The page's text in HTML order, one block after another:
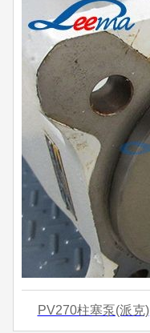
PV270柱塞泵(派克)